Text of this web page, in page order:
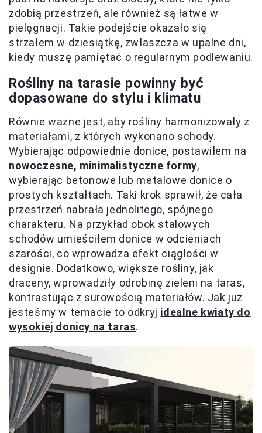
zdobią przestrzeń, ale również są łatwe w
pielęgnacji. Takie podejście okazało się
strzałem w dziesiątkę, zwłaszcza w upalne dni,
kiedy muszę pamiętać o regularnym podlewaniu.
Rośliny na tarasie powinny być
dopasowane do stylu i klimatu
Równie ważne jest, aby rośliny harmonizowały z
materiałami, z których wykonano schody.
Wybierając odpowiednie donice, postawiłem na
nowoczesne, minimalistyczne formy,
wybierając betonowe lub metalowe donice o
prostych kształtach. Taki krok sprawił, że cała
przestrzeń nabrała jednolitego, spójnego
charakteru. Na przykład obok stalowych
schodów umieściłem donice w odcieniach
szarości, co wprowadza efekt ciągłości w
designie. Dodatkowo, większe rośliny, jak
draceny, wprowadziły odrobinę zieleni na taras,
kontrastując z surowością materiałów. Jak już
jesteśmy w temacie to odkryj idealne kwiaty do
wysokiej donicy na taras.